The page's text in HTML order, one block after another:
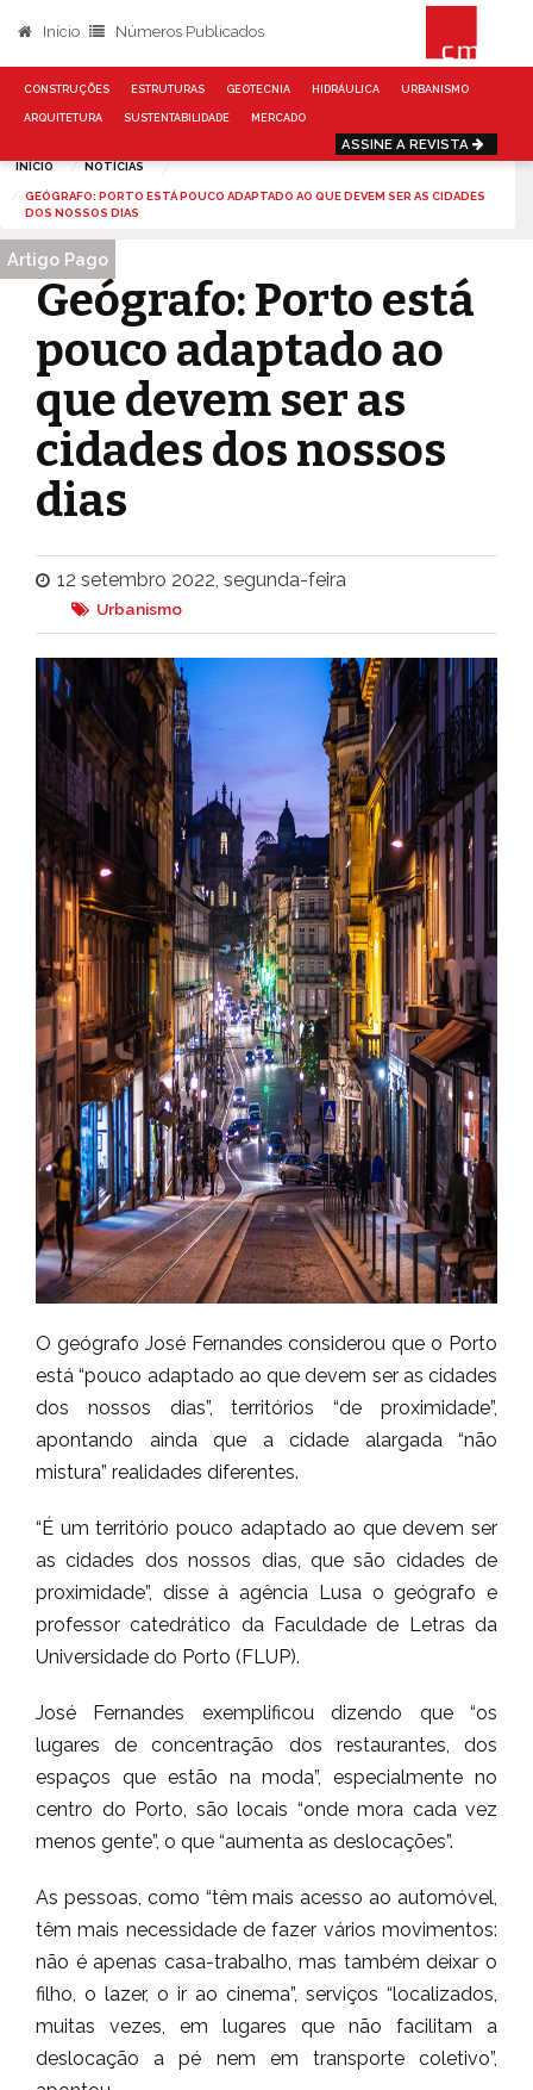
Início Números Publicados
CONSTRUÇÕES ESTRUTURAS GEOTECNIA HIDRÁULICA URBANISMO
ARQUITETURA SUSTENTABILIDADE MERCADO
ASSINE A REVISTA
INÍCIO NOTÍCIAS
GEÓGRAFO: PORTO ESTÁ POUCO ADAPTADO AO QUE DEVEM SER AS CIDADES
DOS NOSSOS DIAS
Geógrafo: Porto está
pouco adaptado ao
que devem ser as
cidades dos nossos
dias
Artigo Pago
12 setembro 2022, segunda-feira
Urbanismo
O geógrafo José Fernandes considerou que o Porto
está “pouco adaptado ao que devem ser as cidades
dos nossos dias”, territórios “de proximidade”,
apontando ainda que a cidade alargada “não
mistura” realidades diferentes.
“É um território pouco adaptado ao que devem ser
as cidades dos nossos dias, que são cidades de
proximidade”, disse à agência Lusa o geógrafo e
professor catedrático da Faculdade de Letras da
Universidade do Porto (FLUP).
José Fernandes exemplificou dizendo que “os
lugares de concentração dos restaurantes, dos
espaços que estão na moda”, especialmente no
centro do Porto, são locais “onde mora cada vez
menos gente”, o que “aumenta as deslocações”.
As pessoas, como “têm mais acesso ao automóvel,
têm mais necessidade de fazer vários movimentos:
não é apenas casa-trabalho, mas também deixar o
filho, o lazer, o ir ao cinema”, serviços “localizados,
muitas vezes, em lugares que não facilitam a
deslocação a pé nem em transporte coletivo”,